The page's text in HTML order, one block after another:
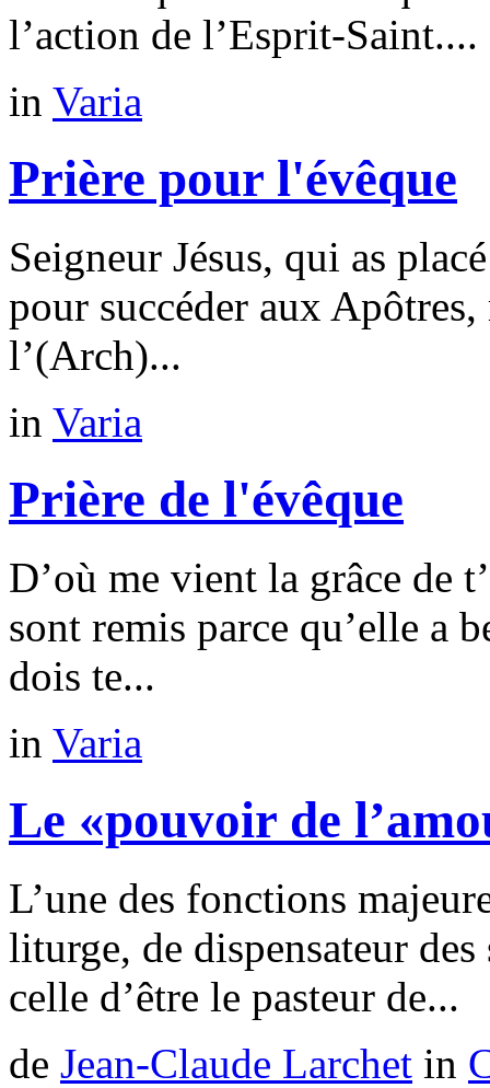
l’action de l’Esprit-Saint....
in Varia
Prière pour l'évêque
Seigneur Jésus, qui as
pour succéder aux
l’(Arch)...
in Varia
Prière de l'évêque
D’où me vient la grâce de
sont remis parce qu’elle a
dois te...
in Varia
Le «pouvoir de
L’une des fonctions
liturge, de dispensateur des
celle d’être le pasteur de...
de Jean-Claude Larchet in